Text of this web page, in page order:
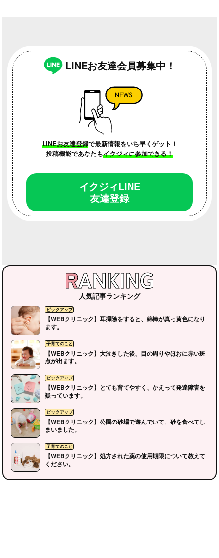
子育てのこと 読者さんの部
イクジィの部屋
LINEお友達会員募集中！
LINEお友達登録で最新情報をいち早くゲット！
投稿機能であなたもイクジィに参加できる！
イクジィLINE
友達登録
人気記事ランキング
【WEBクリニック】耳掃除をすると、綿棒が真っ黄色になり
ます。
【WEBクリニック】大泣きした後、目の周りやほおに赤い斑
点が出ます。
【WEBクリニック】とても育てやすく、かえって発達障害を
疑っています。
【WEBクリニック】公園の砂場で遊んでいて、砂を食べてし
まいました。
【WEBクリニック】処方された薬の使用期限について教えて
ください。